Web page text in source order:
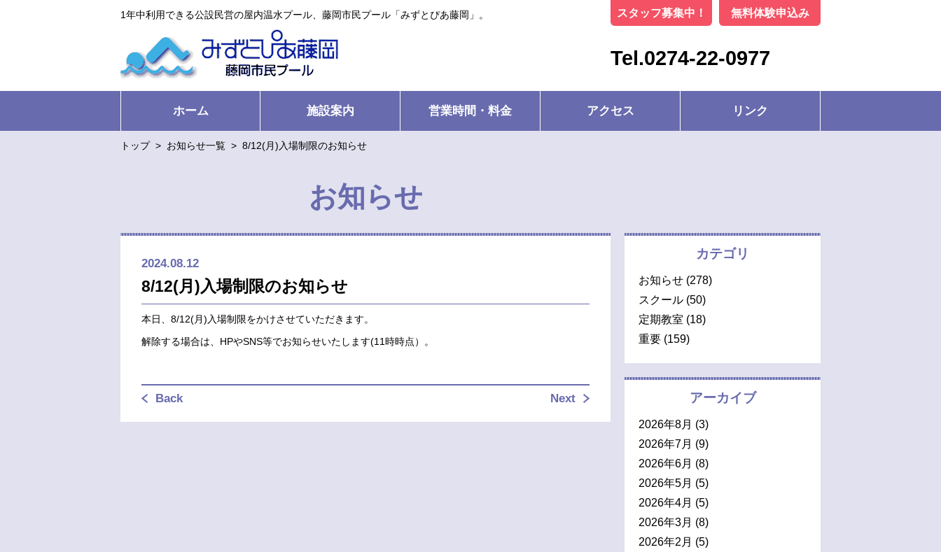
1年中利用できる公設民営の屋内温水プール、藤岡市民プール「みずとぴあ藤岡」。 スタッフ募集中！ 無料体験申込み
Tel.0274-22-0977
ホーム 施設案内 営業時間・料金 アクセス リンク
トップ > お知らせ一覧 > 8/12(月)入場制限のお知らせ
お知らせ
2024.08.12
8/12(月)入場制限のお知らせ
本日、8/12(月)入場制限をかけさせていただきます。
解除する場合は、HPやSNS等でお知らせいたします(11時時点）。
Back Next
カテゴリ
お知らせ (278)
スクール (50)
定期教室 (18)
重要 (159)
アーカイブ
2026年8月 (3)
2026年7月 (9)
2026年6月 (8)
2026年5月 (5)
2026年4月 (5)
2026年3月 (8)
2026年2月 (5)